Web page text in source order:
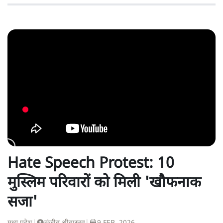
Hate Speech Protest: 10
मुस्लिम परिवारों को मिली 'खौफनाक
सजा'